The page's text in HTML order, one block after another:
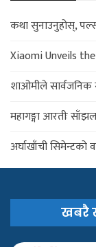
कथा सुनाउनुहोस्,
Xiaomi Unveils
शाओमीले सार्वजनिक
महागङ्गा आरतीः
अर्घाखाँची सिमेन्टको
खबरै